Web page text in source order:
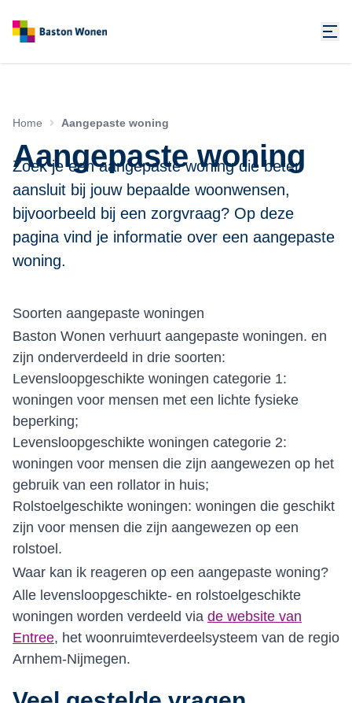
Home Aangepaste woning
Aangepaste woning
Zoek je een aangepaste woning die beter
aansluit bij jouw bepaalde woonwensen,
bijvoorbeeld bij een zorgvraag? Op deze
pagina vind je informatie over een aangepaste
woning.
Soorten aangepaste woningen
Baston Wonen verhuurt aangepaste woningen. en
zijn onderverdeeld in drie soorten:
Levensloopgeschikte woningen categorie 1:
woningen voor mensen met een lichte fysieke
beperking;
Levensloopgeschikte woningen categorie 2:
woningen voor mensen die zijn aangewezen op het
gebruik van een rollator in huis;
Rolstoelgeschikte woningen: woningen die geschikt
zijn voor mensen die zijn aangewezen op een
rolstoel.
Waar kan ik reageren op een aangepaste woning?
Alle levensloopgeschikte- en rolstoelgeschikte
woningen worden verdeeld via de website van
Entree, het woonruimteverdeelsysteem van de regio
Arnhem-Nijmegen.